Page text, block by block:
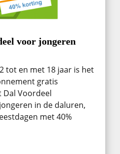
voor jongeren
tot en met 18 jaar is het
gratis
Voordeel
in de daluren,
met 40%